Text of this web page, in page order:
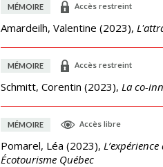
MÉMOIRE Accès restreint
Amardeilh, Valentine (2023),
MÉMOIRE Accès restreint
Schmitt, Corentin (2023), La co-
MÉMOIRE Accès libre
Pomarel, Léa (2023),
Écotourisme Québec